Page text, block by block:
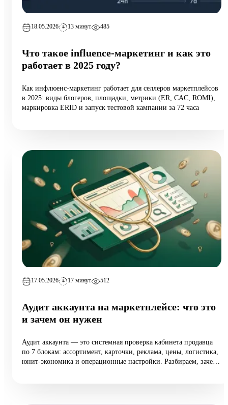
18.05.2026 13 минут 485
Что такое influence-маркетинг и как это
работает в 2025 году?
Как инфлюенс-маркетинг работает для селлеров маркетплейсов
в 2025: виды блогеров, площадки, метрики (ER, CAC, ROMI),
маркировка ERID и запуск тестовой кампании за 72 часа
17.05.2026 17 минут 512
Аудит аккаунта на маркетплейсе: что это
и зачем он нужен
Аудит аккаунта — это системная проверка кабинета продавца
по 7 блокам: ассортимент, карточки, реклама, цены, логистика,
юнит-экономика и операционные настройки. Разбираем, зачем